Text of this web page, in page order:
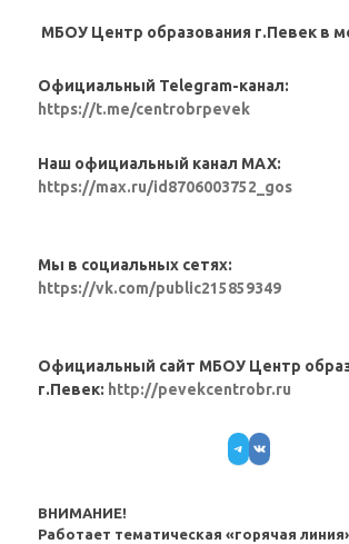
МБОУ Центр образования г.Певек в
Официальный Telegram-канал:
https://t.me/centrobrpevek
Наш официальный канал MAX:
https://max.ru/id8706003752_gos
Мы в социальных сетях:
https://vk.com/public215859349
Официальный сайт МБОУ Центр
г.Певек: http://pevekcentrobr.ru
Telegram
VK
ВНИМАНИЕ!
Работает тематическая «горячая